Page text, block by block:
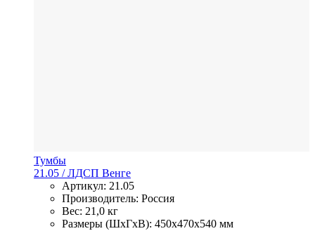
Тумбы
21.05 / ЛДСП Венге
Артикул: 21.05
Производитель: Россия
Вес: 21,0 кг
Размеры (ШхГхВ): 450x470x540 мм